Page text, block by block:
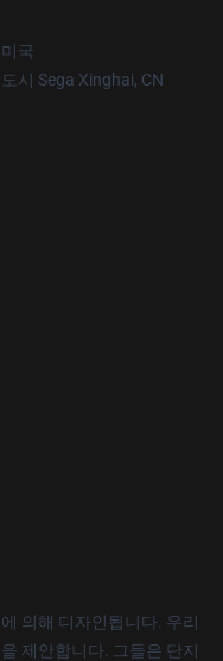
국
시 Sega Xinghai, CN
의해 디자인됩니다. 우리
제안합니다. 그들은 단지